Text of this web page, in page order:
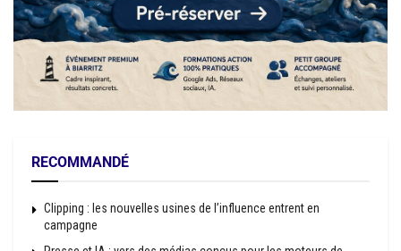
RECOMMANDÉ
Clipping : les nouvelles usines de l’influence entrent en
campagne